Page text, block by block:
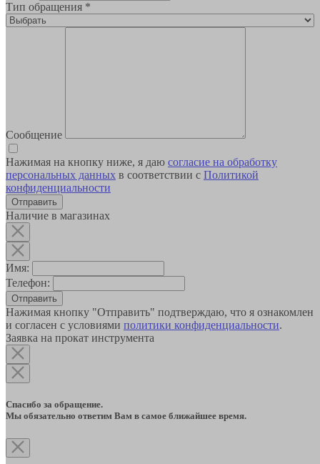
Тип обращения *
Сообщение
Нажимая на кнопку ниже, я даю согласие на обработку
персональных данных в соответствии с Политикой
конфиденциальности
Наличие в магазинах
Имя:
Телефон:
Отправить
Нажимая кнопку "Отправить" подтверждаю, что я ознакомлен
и согласен с условиями политики конфиденциальности.
Заявка на прокат инструмента
Спасибо за обращение.
Мы обязательно ответим Вам в самое ближайшее время.